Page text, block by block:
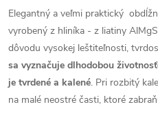
Elegantný a veľmi praktický
vyrobený z hliníka - z liatiny
dôvodu vysokej leštiteľnosti,
sa vyznačuje dlhodobou
je tvrdené a kalené. Pri rozbitý
na malé neostré časti, ktoré